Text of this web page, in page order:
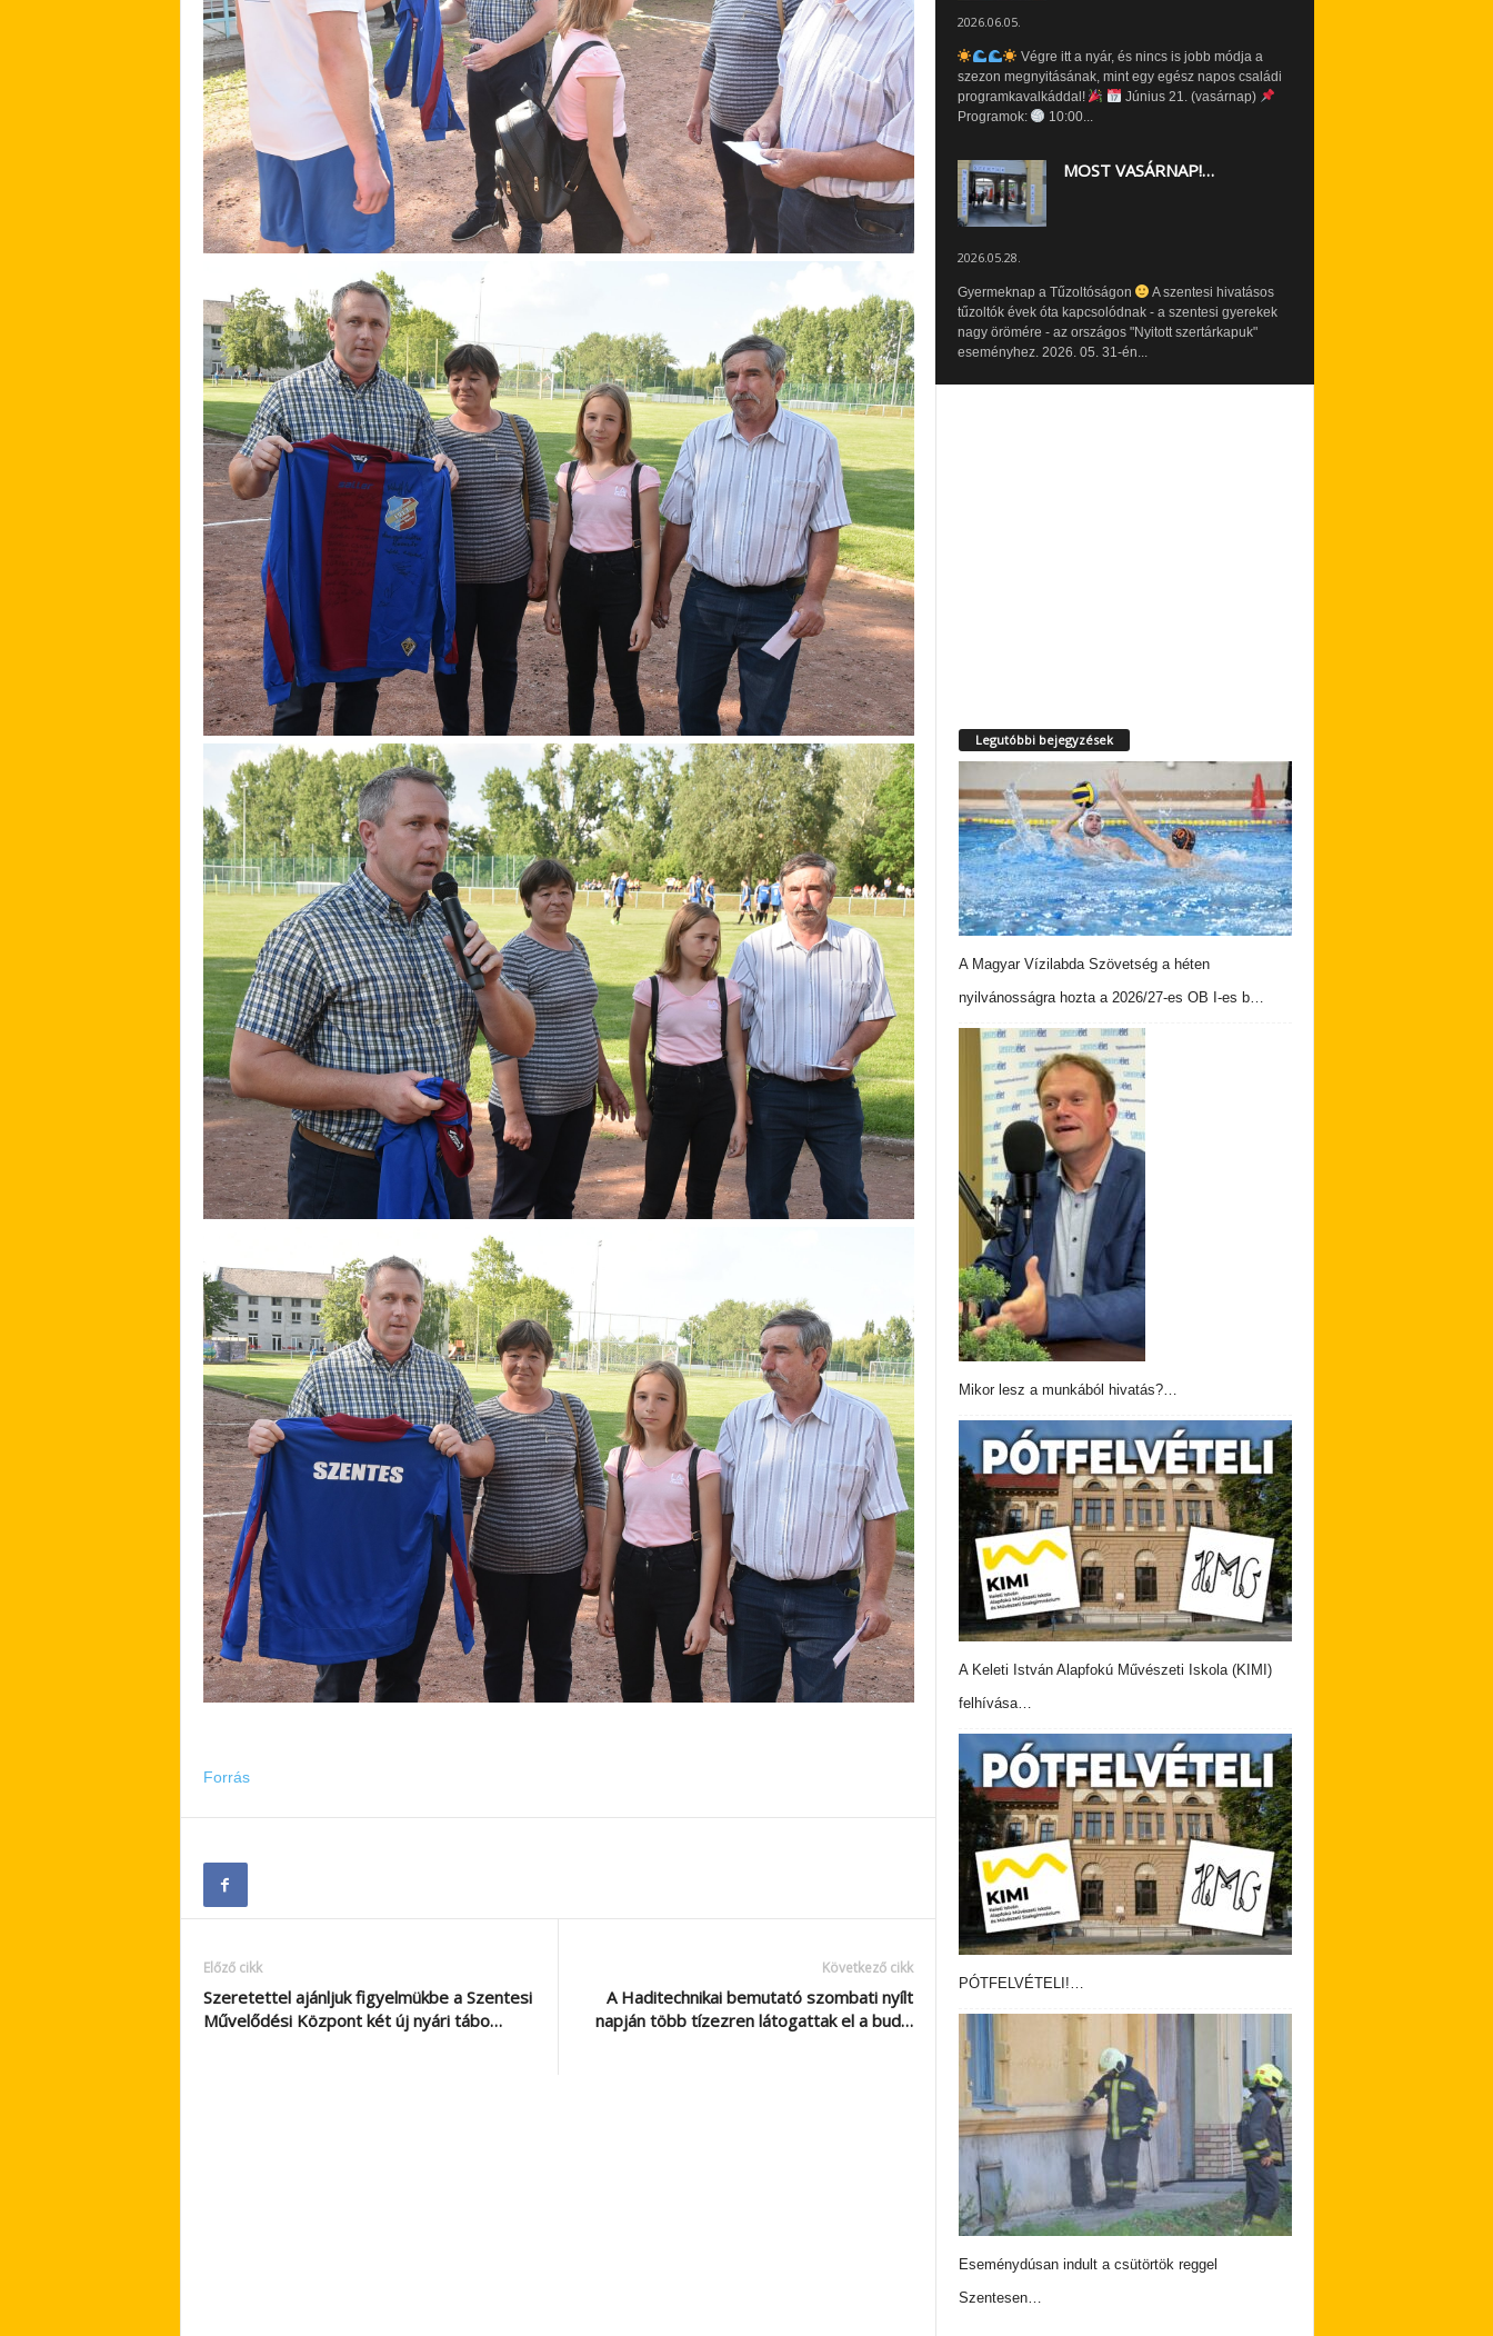
Forrás
Előző cikk
Szeretettel ajánljuk figyelmükbe a Szentesi
Művelődési Központ két új nyári tábo…
Következő cikk
A Haditechnikai bemutató szombati nyílt
napján több tízezren látogattak el a bud…
2026.06.05.
Végre itt a nyár, és nincs is jobb módja a
szezon megnyitásának, mint egy egész napos családi
programkavalkáddal!
Június 21. (vasárnap)
Programok:
10:00...
MOST VASÁRNAP!…
2026.05.28.
Gyermeknap a Tűzoltóságon
A szentesi hivatásos
tűzoltók évek óta kapcsolódnak - a szentesi gyerekek
nagy örömére - az országos "Nyitott szertárkapuk"
eseményhez. 2026. 05. 31-én...
Legutóbbi bejegyzések
A Magyar Vízilabda Szövetség a héten
nyilvánosságra hozta a 2026/27-es OB I-es b…
Mikor lesz a munkából hivatás?…
A Keleti István Alapfokú Művészeti Iskola (KIMI)
felhívása…
PÓTFELVÉTELI!…
Eseménydúsan indult a csütörtök reggel
Szentesen…